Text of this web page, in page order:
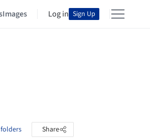
Images Log in Sign Up
folders Share